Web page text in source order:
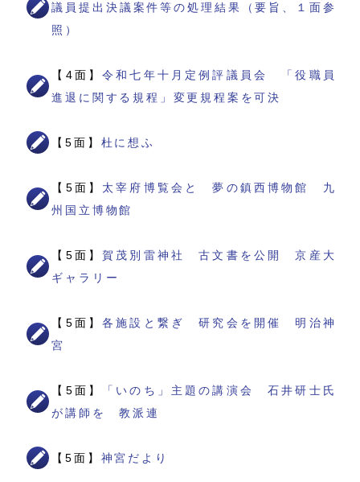
議員提出決議案件等の処理結果（要旨、１面参
照）
【4面】令和七年十月定例評議員会 「役職員
進退に関する規程」変更規程案を可決
【5面】 杜に想ふ
【5面】 太宰府博覧会と 夢の鎮西博物館 九
州国立博物館
【5面】賀茂別雷神社 古文書を公開 京産大
ギャラリー
【5面】各施設と繋ぎ 研究会を開催 明治神
宮
【5面】
「いのち」主題の講演会 石井研士氏
が講師を 教派連
【5面】 神宮だより